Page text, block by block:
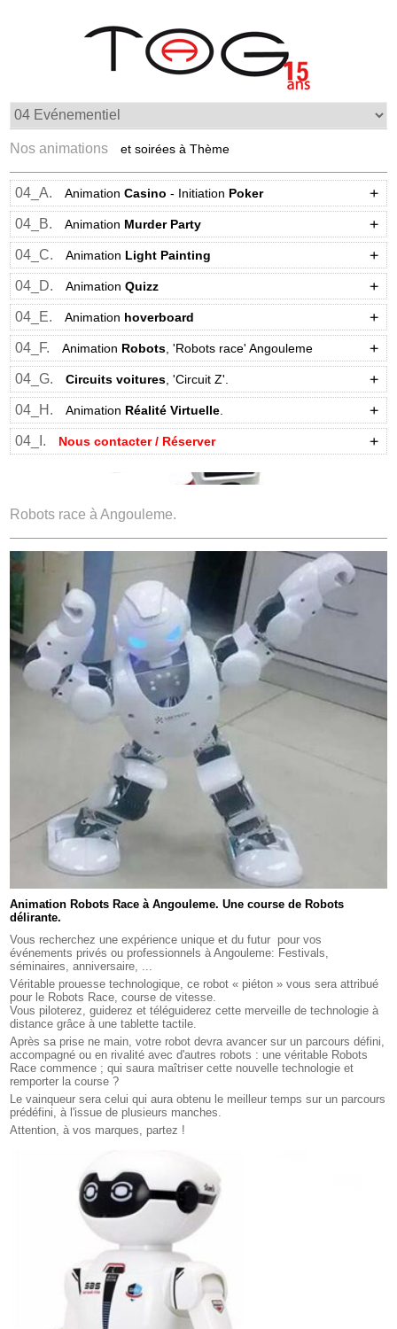
Nos animations et soirées à Thème
04_A. AnimationCasino - Initiation Poker
04_B. Animation Murder Party
04_C. Animation Light Painting
04_D. AnimationQuizz
04_E. Animation hoverboard
04_F. Animation Robots, 'Robots race' Angouleme
04_G. Circuits voitures, 'Circuit Z'.
04_H. Animation Réalité Virtuelle.
04_I. Nous contacter / Réserver
Robots race à Angouleme.
Animation Robots Race à Angouleme. Une course de Robots
délirante.
Vous recherchez une expérience unique et du futur pour vos
événements privés ou professionnels à Angouleme: Festivals,
séminaires, anniversaire, ...
Véritable prouesse technologique, ce robot « piéton » vous sera attribué
pour le Robots Race, course de vitesse.
Vous piloterez, guiderez et téléguiderez cette merveille de technologie à
distance grâce à une tablette tactile.
Après sa prise ne main, votre robot devra avancer sur un parcours défini,
accompagné ou en rivalité avec d'autres robots : une véritable Robots
Race commence ; qui saura maîtriser cette nouvelle technologie et
remporter la course ?
Le vainqueur sera celui qui aura obtenu le meilleur temps sur un parcours
prédéfini, à l'issue de plusieurs manches.
Attention, à vos marques, partez !